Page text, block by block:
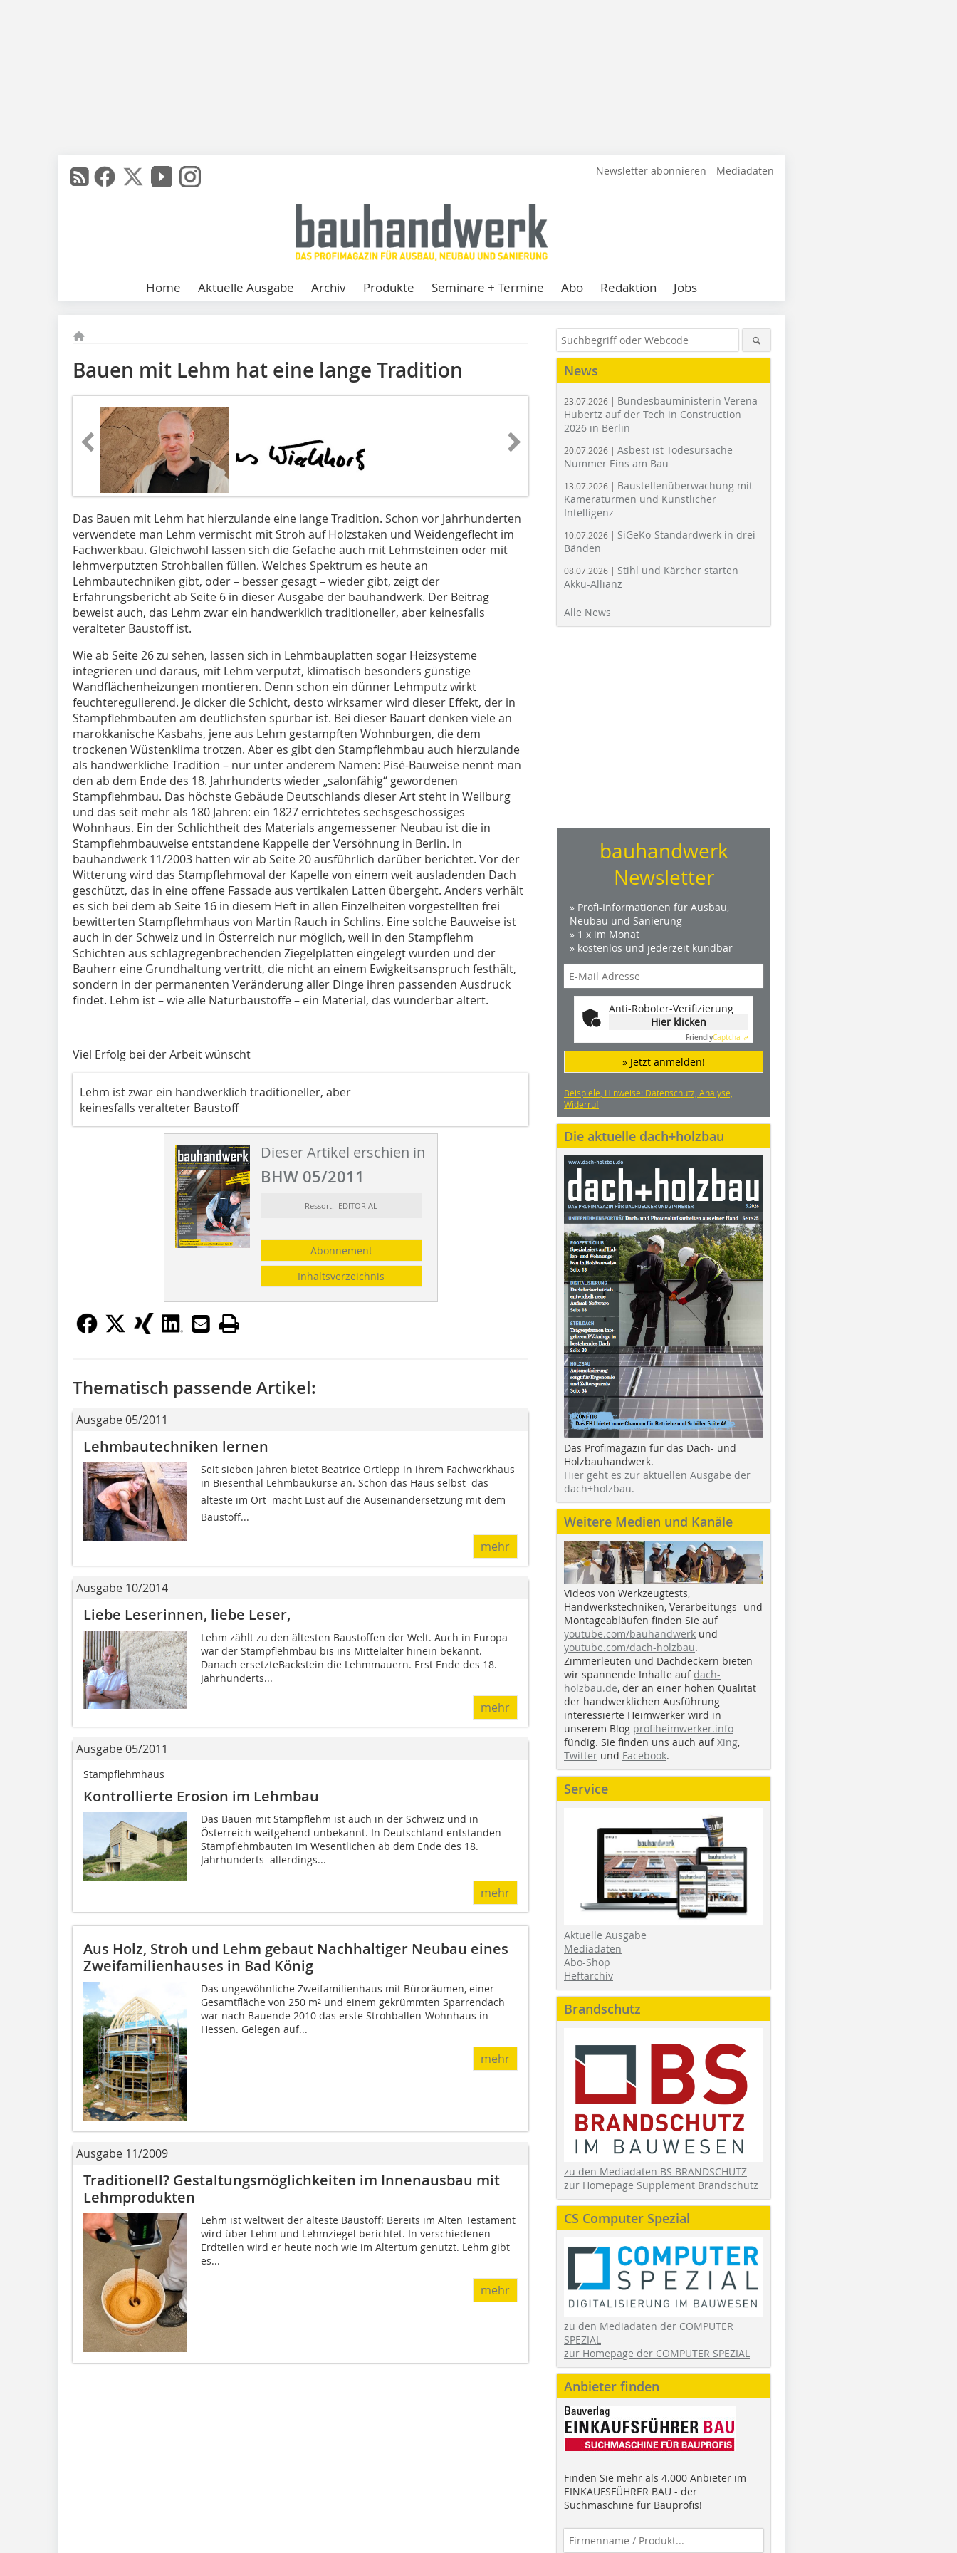
Newsletter abonnieren Mediadaten
Home Aktuelle Ausgabe Archiv Produkte Seminare + Termine Abo Redaktion Jobs
Bauen mit Lehm hat eine lange Tradition
Das Bauen mit Lehm hat hierzulande eine lange Tradition. Schon vor Jahrhunderten
verwendete man Lehm vermischt mit Stroh auf Holzstaken und Weidengeflecht im
Fachwerkbau. Gleichwohl lassen sich die Gefache auch mit Lehmsteinen oder mit
lehmverputzten Strohballen füllen. Welches Spektrum es heute an
Lehmbautechniken gibt, oder – besser gesagt – wieder gibt, zeigt der
Erfahrungsbericht ab Seite 6 in dieser Ausgabe der bauhandwerk. Der Beitrag
beweist auch, das Lehm zwar ein handwerklich traditioneller, aber keinesfalls
veralteter Baustoff ist.
Wie ab Seite 26 zu sehen, lassen sich in Lehmbauplatten sogar Heizsysteme
integrieren und daraus, mit Lehm verputzt, klimatisch besonders günstige
Wandflächenheizungen montieren. Denn schon ein dünner Lehmputz wirkt
feuchteregulierend. Je dicker die Schicht, desto wirksamer wird dieser Effekt, der in
Stampflehmbauten am deutlichsten spürbar ist. Bei dieser Bauart denken viele an
marokkanische Kasbahs, jene aus Lehm gestampften Wohnburgen, die dem
trockenen Wüstenklima trotzen. Aber es gibt den Stampflehmbau auch hierzulande
als handwerkliche Tradition – nur unter anderem Namen: Pisé-Bauweise nennt man
den ab dem Ende des 18. Jahrhunderts wieder „salonfähig“ gewordenen
Stampflehmbau. Das höchste Gebäude Deutschlands dieser Art steht in Weilburg
und das seit mehr als 180 Jahren: ein 1827 errichtetes sechsgeschossiges
Wohnhaus. Ein der Schlichtheit des Materials angemessener Neubau ist die in
Stampflehmbauweise entstandene Kappelle der Versöhnung in Berlin. In
bauhandwerk 11/2003 hatten wir ab Seite 20 ausführlich darüber berichtet. Vor der
Witterung wird das Stampflehmoval der Kapelle von einem weit ausladenden Dach
geschützt, das in eine offene Fassade aus vertikalen Latten übergeht. Anders verhält
es sich bei dem ab Seite 16 in diesem Heft in allen Einzelheiten vorgestellten frei
bewitterten Stampflehmhaus von Martin Rauch in Schlins. Eine solche Bauweise ist
auch in der Schweiz und in Österreich nur möglich, weil in den Stampflehm
Schichten aus schlagregenbrechenden Ziegelplatten eingelegt wurden und der
Bauherr eine Grundhaltung vertritt, die nicht an einem Ewigkeitsanspruch festhält,
sondern in der permanenten Veränderung aller Dinge ihren passenden Ausdruck
findet. Lehm ist – wie alle Naturbaustoffe – ein Material, das wunderbar altert.
Viel Erfolg bei der Arbeit wünscht
Lehm ist zwar ein handwerklich traditioneller, aber
keinesfalls veralteter Baustoff
Dieser Artikel erschien in
BHW 05/2011
Ressort: EDITORIAL
Abonnement
Inhaltsverzeichnis
Thematisch passende Artikel:
Ausgabe 05/2011
Lehmbautechniken lernen
Seit sieben Jahren bietet Beatrice Ortlepp in ihrem Fachwerkhaus
in Biesenthal Lehmbaukurse an. Schon das Haus selbst  das
älteste im Ort  macht Lust auf die Auseinandersetzung mit dem
Baustoff...
mehr
Ausgabe 10/2014
Liebe Leserinnen, liebe Leser,
Lehm zählt zu den ältesten Baustoffen der Welt. Auch in Europa
war der Stampflehmbau bis ins Mittelalter hinein bekannt.
Danach ersetzteBackstein die Lehmmauern. Erst Ende des 18.
Jahrhunderts...
mehr
Ausgabe 05/2011
Stampflehmhaus
Kontrollierte Erosion im Lehmbau
Das Bauen mit Stampflehm ist auch in der Schweiz und in
Österreich weitgehend unbekannt. In Deutschland entstanden
Stampflehmbauten im Wesentlichen ab dem Ende des 18.
Jahrhunderts  allerdings...
mehr
Aus Holz, Stroh und Lehm gebaut Nachhaltiger Neubau eines
Zweifamilienhauses in Bad König
Das ungewöhnliche Zweifamilienhaus mit Büroräumen, einer
Gesamtfläche von 250 m² und einem gekrümmten Sparrendach
war nach Bauende 2010 das erste Strohballen-Wohnhaus in
Hessen. Gelegen auf...
mehr
Ausgabe 11/2009
Traditionell? Gestaltungsmöglichkeiten im Innenausbau mit
Lehmprodukten
Lehm ist weltweit der älteste Baustoff: Bereits im Alten Testament
wird über Lehm und Lehmziegel berichtet. In verschiedenen
Erdteilen wird er heute noch wie im Altertum genutzt. Lehm gibt
es...
mehr
News
23.07.2026 | Bundesbauministerin Verena
Hubertz auf der Tech in Construction
2026 in Berlin
20.07.2026 | Asbest ist Todesursache
Nummer Eins am Bau
13.07.2026 | Baustellenüberwachung mit
Kameratürmen und Künstlicher
Intelligenz
10.07.2026 | SiGeKo-Standardwerk in drei
Bänden
08.07.2026 | Stihl und Kärcher starten
Akku-Allianz
Alle News
bauhandwerk
Newsletter
» Profi-Informationen für Ausbau,
Neubau und Sanierung
» 1 x im Monat
» kostenlos und jederzeit kündbar
Anti-Roboter-Verifizierung
Hier klicken
FriendlyCaptcha ⇗
» Jetzt anmelden!
Beispiele, Hinweise: Datenschutz, Analyse,
Widerruf
Die aktuelle dach+holzbau
Das Profimagazin für das Dach- und
Holzbauhandwerk.
Hier geht es zur aktuellen Ausgabe der
dach+holzbau.
Weitere Medien und Kanäle
Videos von Werkzeugtests,
Handwerkstechniken, Verarbeitungs- und
Montageabläufen finden Sie auf
youtube.com/bauhandwerk und
youtube.com/dach-holzbau.
Zimmerleuten und Dachdeckern bieten
wir spannende Inhalte auf dach-
holzbau.de, der an einer hohen Qualität
der handwerklichen Ausführung
interessierte Heimwerker wird in
unserem Blog profiheimwerker.info
fündig. Sie finden uns auch aufXing,
Twitter und Facebook.
Service
Aktuelle Ausgabe
Mediadaten
Abo-Shop
Heftarchiv
Brandschutz
zu den Mediadaten BS BRANDSCHUTZ
zur Homepage Supplement Brandschutz
CS Computer Spezial
zu den Mediadaten der COMPUTER
SPEZIAL
zur Homepage der COMPUTER SPEZIAL
Anbieter finden
Finden Sie mehr als 4.000 Anbieter im
EINKAUFSFÜHRER BAU - der
Suchmaschine für Bauprofis!